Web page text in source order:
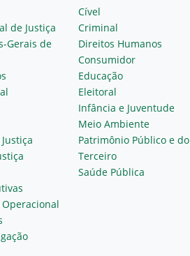
de Justiça
Gerais de
Cível
Criminal
Direitos Humanos
Consumidor
Educação
Eleitoral
Infância e Juventude
Meio Ambiente
Patrimônio Público e do
Terceiro
Saúde Pública